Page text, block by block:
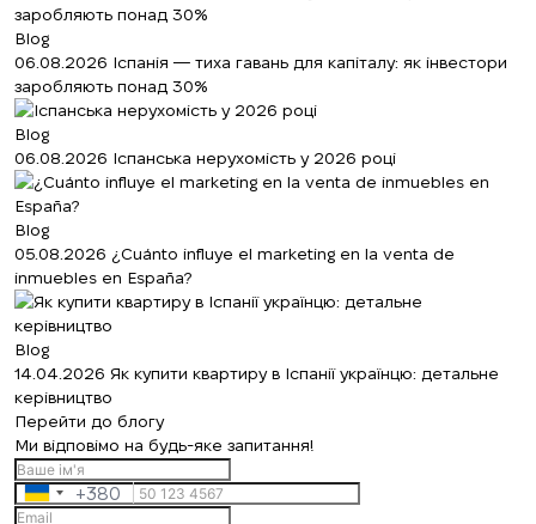
Blog
06.08.2026 Іспанія — тиха гавань для капіталу: як інвестори
заробляють понад 30%
Blog
06.08.2026 Іспанська нерухомість у 2026 році
Blog
05.08.2026 ¿Cuánto influye el marketing en la venta de
inmuebles en España?
Blog
14.04.2026 Як купити квартиру в Іспанії українцю: детальне
керівництво
Перейти до блогу
Ми відповімо на будь-яке запитання!
Ukraine
+380
Дякуємо!
Ми отримали ваш
запит і відповімо
найближчим часом.
Підписку на оновлення успішно
Ми вам зателефонуємо
Залиште свої контактні дані, і ми
UKRAINE